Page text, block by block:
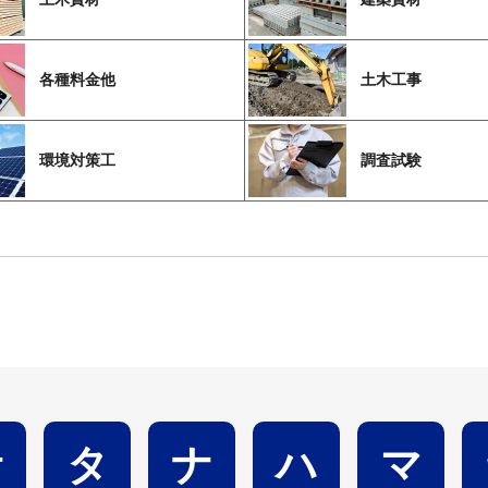
各種料金他 土木工事
環境対策工 調査試験
タ ナ ハ マ